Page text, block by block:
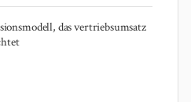
das vertriebsumsatz